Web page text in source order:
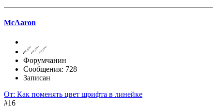
McAaron
Форумчанин
Сообщения: 728
Записан
От: Как поменять цвет шрифта в линейке
#16